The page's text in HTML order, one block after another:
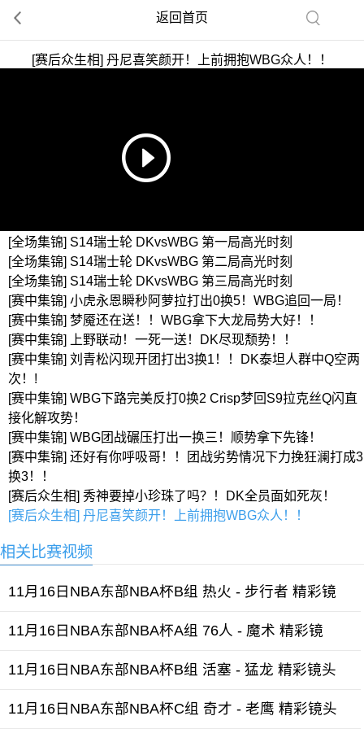
返回首页
[赛后众生相] 丹尼喜笑颜开！上前拥抱WBG众人！！
[全场集锦] S14瑞士轮 DKvsWBG 第一局高光时刻
[全场集锦] S14瑞士轮 DKvsWBG 第二局高光时刻
[全场集锦] S14瑞士轮 DKvsWBG 第三局高光时刻
[赛中集锦] 小虎永恩瞬秒阿萝拉打出0换5！WBG追回一局！
[赛中集锦] 梦魇还在送！！WBG拿下大龙局势大好！！
[赛中集锦] 上野联动！一死一送！DK尽现颓势！！
[赛中集锦] 刘青松闪现开团打出3换1！！DK泰坦人群中Q空两
次！!
[赛中集锦] WBG下路完美反打0换2 Crisp梦回S9拉克丝Q闪直
接化解攻势！
[赛中集锦] WBG团战碾压打出一换三！顺势拿下先锋！
[赛中集锦] 还好有你呼吸哥！！团战劣势情况下力挽狂澜打成3
换3！！
[赛后众生相] 秀神要掉小珍珠了吗？！DK全员面如死灰！
[赛后众生相] 丹尼喜笑颜开！上前拥抱WBG众人！！
相关比赛视频
11月16日NBA东部NBA杯B组 热火 - 步行者 精彩镜
11月16日NBA东部NBA杯A组 76人 - 魔术 精彩镜
11月16日NBA东部NBA杯B组 活塞 - 猛龙 精彩镜头
11月16日NBA东部NBA杯C组 奇才 - 老鹰 精彩镜头